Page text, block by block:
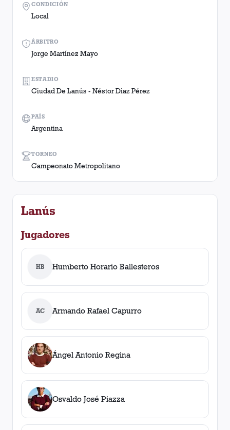
ÁRBITRO
Jorge Martínez Mayo
TORNEO
Campeonato Metropolitano
CONDICIÓN
Local
ESTADIO
Ciudad De Lanús - Néstor Diaz Pérez
PAÍS
Argentina
Lanús
Jugadores
HB Humberto Horario Ballesteros
AC Armando Rafael Capurro
Ángel Antonio Regina
Osvaldo José Piazza